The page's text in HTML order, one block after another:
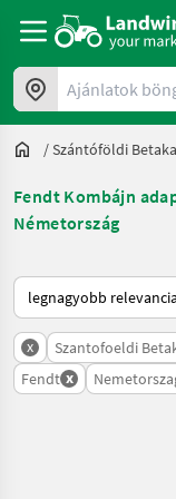
Ajánlatok böngészése
/Szántóföldi
Fendt Kombájn
Németország
Így van sorba
x Szantofoeldi
Fendt x